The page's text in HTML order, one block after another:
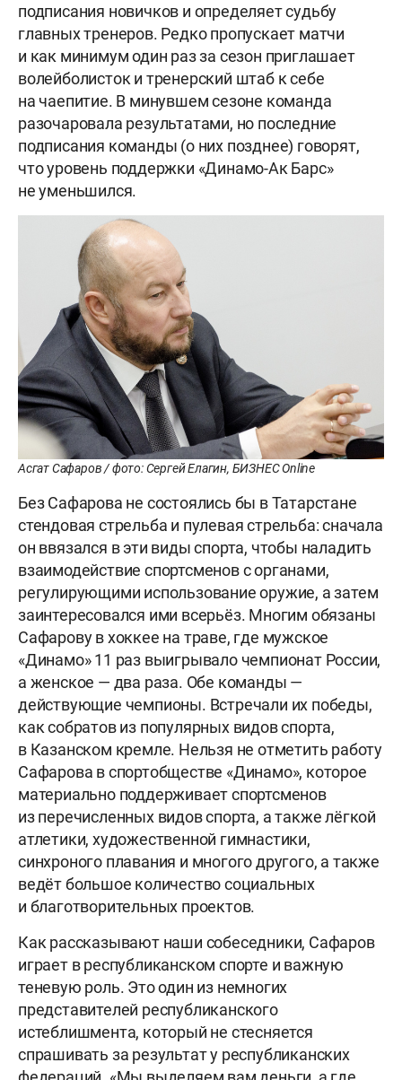
подписания новичков и определяет судьбу
главных тренеров. Редко пропускает матчи
и как минимум один раз за сезон приглашает
волейболисток и тренерский штаб к себе
на чаепитие. В минувшем сезоне команда
разочаровала результатами, но последние
подписания команды (о них позднее) говорят,
что уровень поддержки «Динамо-Ак Барс»
не уменьшился.
Асгат Сафаров / фото: Сергей Елагин, БИЗНЕС Online
Без Сафарова не состоялись бы в Татарстане
стендовая стрельба и пулевая стрельба: сначала
он ввязался в эти виды спорта, чтобы наладить
взаимодействие спортсменов с органами,
регулирующими использование оружие, а затем
заинтересовался ими всерьёз. Многим обязаны
Сафарову в хоккее на траве, где мужское
«Динамо» 11 раз выигрывало чемпионат России,
а женское — два раза. Обе команды —
действующие чемпионы. Встречали их победы,
как собратов из популярных видов спорта,
в Казанском кремле. Нельзя не отметить работу
Сафарова в спортобществе «Динамо», которое
материально поддерживает спортсменов
из перечисленных видов спорта, а также лёгкой
атлетики, художественной гимнастики,
синхроного плавания и многого другого, а также
ведёт большое количество социальных
и благотворительных проектов.
Как рассказывают наши собеседники, Сафаров
играет в республиканском спорте и важную
теневую роль. Это один из немногих
представителей республиканского
истеблишмента, который не стесняется
спрашивать за результат у республиканских